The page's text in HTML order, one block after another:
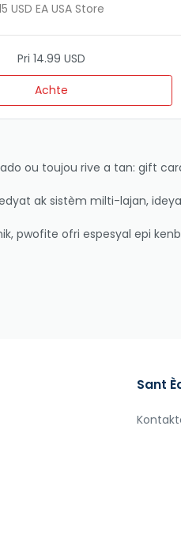
USD EA USA Store
Pri 14.99 USD
Achte
ou toujou rive a tan: gift
ak sistèm milti-lajan,
pwofite ofri espesyal epi
Sant